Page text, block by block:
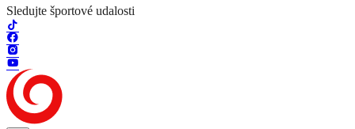
Sledujte športové udalosti